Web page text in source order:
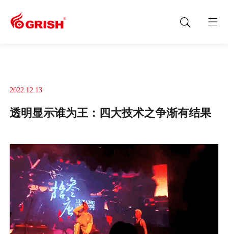
2022.12.13
透明显示谁为王：四大技术之争渐有结果